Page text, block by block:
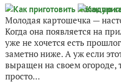
Молодая картошечка —
Когда она появляется на
уже не хочется есть
заметно ниже. А уж если
выращен на своем огороде,
просто...